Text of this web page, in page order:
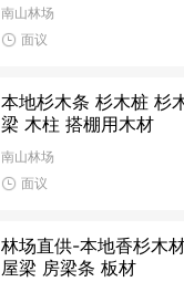
南山林场
面议
本地杉木条 杉木桩 杉
梁 木柱 搭棚用木材
南山林场
面议
林场直供-本地香杉木
屋梁 房梁条 板材